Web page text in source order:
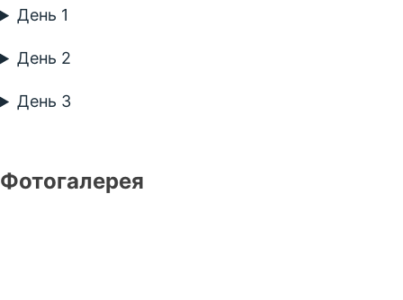
День 1
День 2
День 3
Фотогалерея